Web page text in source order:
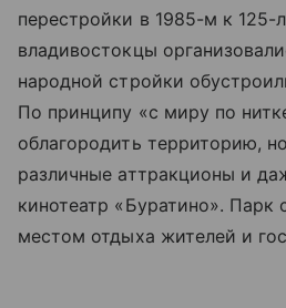
перестройки в 1985-м к 125-
владивостокцы
народной стройки
По принципу «с миру по
облагородить территорию,
различные аттракционы и
кинотеатр «Буратино».
местом отдыха жителей и